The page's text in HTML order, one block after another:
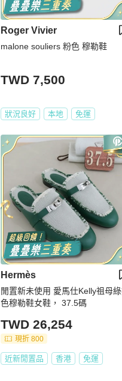
Roger Vivier
malone souliers 粉色 穆勒鞋
TWD 7,500
狀況良好 本地 免運
Hermès
閒置新未使用 愛馬仕Kelly祖母
色穆勒鞋女鞋， 37.5碼
TWD 26,254
現折 800
近新閒置品 香港 免運